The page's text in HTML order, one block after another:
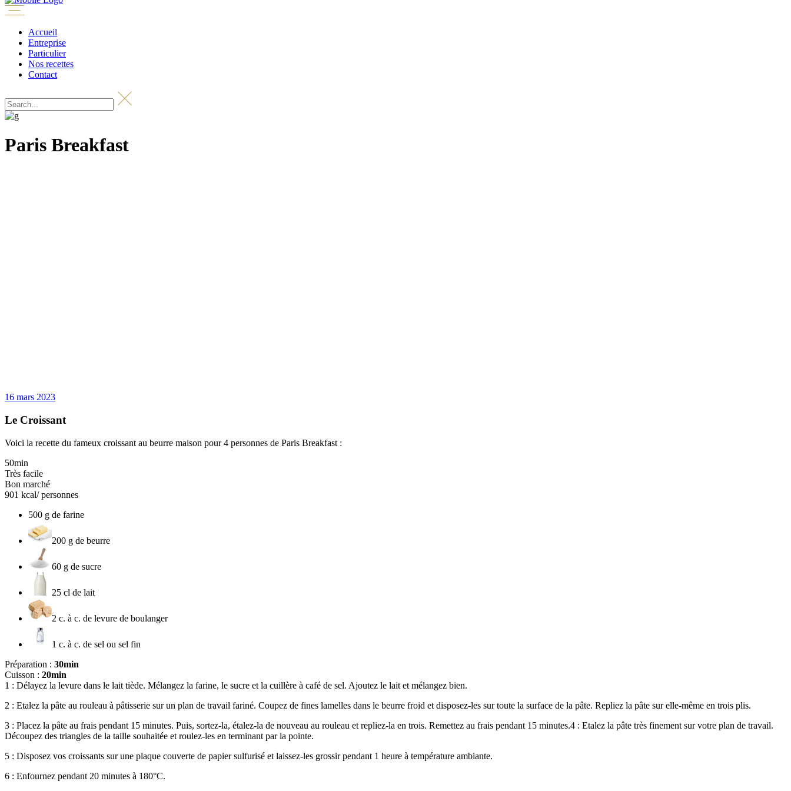
Accueil
Entreprise
Particulier
Nos recettes
Contact
Paris Breakfast
16 mars 2023
Le Croissant
Voici la recette du fameux croissant au beurre maison pour 4 personnes de Paris Breakfast :
50min
Très facile
Bon marché
901 kcal/ personnes
500 g de farine
200 g de beurre
60 g de sucre
25 cl de lait
2 c. à c. de levure de boulanger
1 c. à c. de sel ou sel fin
Préparation : 30min
Cuisson : 20min
1 : Délayez la levure dans le lait tiède. Mélangez la farine, le sucre et la cuillère à café de sel. Ajoutez le lait et mélangez bien.
2 : Etalez la pâte au rouleau à pâtisserie sur un plan de travail fariné. Coupez de fines lamelles dans le beurre froid et disposez-les sur toute la surface de la pâte. Repliez la pâte sur elle-même en trois plis.
3 : Placez la pâte au frais pendant 15 minutes. Puis, sortez-la, étalez-la de nouveau au rouleau et repliez-la en trois. Remettez au frais pendant 15 minutes.4 : Etalez la pâte très finement sur votre plan de travail.
Découpez des triangles de la taille souhaitée et roulez-les en terminant par la pointe.
5 : Disposez vos croissants sur une plaque couverte de papier sulfurisé et laissez-les grossir pendant 1 heure à température ambiante.
6 : Enfournez pendant 20 minutes à 180°C.